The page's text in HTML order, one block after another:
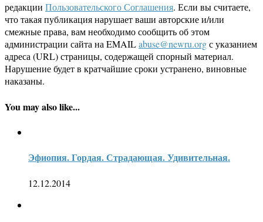
редакции Пользовательского Соглашения. Если вы считаете,
что такая публикация нарушает ваши авторские и/или
смежные права, вам необходимо сообщить об этом
администрации сайта на EMAILabuse@newru.orgс указанием
адреса (URL) страницы, содержащей спорный материал.
Нарушение будет в кратчайшие сроки устранено, виновные
наказаны.
You may also like...
Эфиопия. Гордая. Страдающая. Удивительная.
12.12.2014